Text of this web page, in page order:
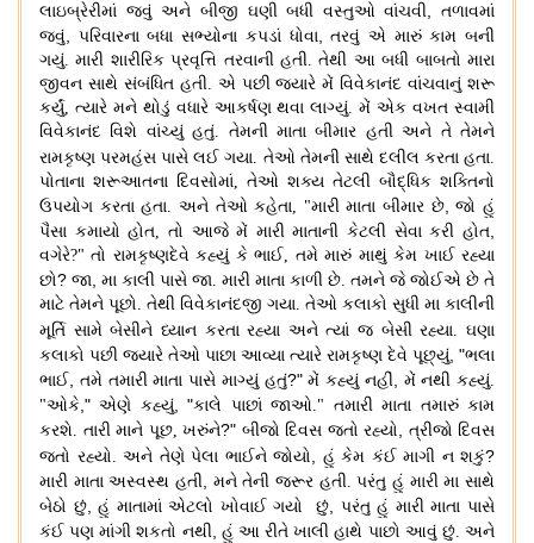
લાઇબ્રેરીમાં જવું અને બીજી ઘણી બધી વસ્તુઓ વાંચવી, તળાવમાં
જવું, પરિવારના બધા સભ્યોના કપડાં ધોવા,તરવું એ મારું કામ બની
ગયું.મારી શારીરિક પ્રવૃત્તિ તરવાની હતી.તેથી આ બધી બાબતો મારા
જીવન સાથે સંબંધિત હતી. એ પછી જ્યારે મેં વિવેકાનંદ વાંચવાનું શરૂ
કર્યું, ત્યારે મને થોડું વધારે આકર્ષણ થવા લાગ્યું.મેં એક વખત સ્વામી
વિવેકાનંદ વિશે વાંચ્યું હતું. તેમની માતા બીમાર હતી અને તે તેમને
રામકૃષ્ણ પરમહંસ પાસે લઈ ગયા. તેઓ તેમની સાથે દલીલ કરતા હતા.
પોતાના શરૂઆતના દિવસોમાં, તેઓ શક્ય તેટલી બૌદ્ધિક શક્તિનો
ઉપયોગ કરતા હતા. અને તેઓ કહેતા, "મારી માતા બીમાર છે,જો હું
પૈસા કમાયો હોત, તો આજે મેં મારી માતાની કેટલી સેવા કરી હોત,
વગેરે?"તો રામકૃષ્ણદેવે કહ્યું કે ભાઈ , તમે મારું માથું કેમ ખાઈ રહ્યા
છો? જા, મા કાલી પાસે જા. મારી માતા કાળી છે. તમને જે જોઈએ છે તે
માટે તેમને પૂછો. તેથી વિવેકાનંદજી ગયા. તેઓ કલાકો સુધી મા કાલીની
મૂર્તિ સામે બેસીને ધ્યાન કરતા રહ્યા અને ત્યાં જ બેસી રહ્યા.ઘણા
કલાકો પછી જ્યારે તેઓ પાછા આવ્યા ત્યારે રામકૃષ્ણ દેવે પૂછ્યું, "ભલા
ભાઈ , તમે તમારી માતા પાસે માગ્યું હતું?"મેં કહ્યું નહીં, મેં નથી કહ્યું.
"ઓકે,"એણે કહ્યું, "કાલે પાછાં જાઓ." તમારી માતા તમારું કામ
કરશે. તારી માને પૂછ, ખરુંને?" બીજો દિવસ જતો રહ્યો, ત્રીજો દિવસ
જતો રહ્યો. અને તેણે પેલા ભાઈને જોયો, હું કેમ કંઈ માગી ન શકું?
મારી માતા અસ્વસ્થ હતી, મને તેની જરૂર હતી.પરંતુ હું મારી મા સાથે
બેઠો છું,હું માતામાં એટલો ખોવાઈ ગયો છું, પરંતુ હું મારી માતા પાસે
કંઈ પણ માંગી શકતો નથી, હું આ રીતે ખાલી હાથે પાછો આવું છું.અને